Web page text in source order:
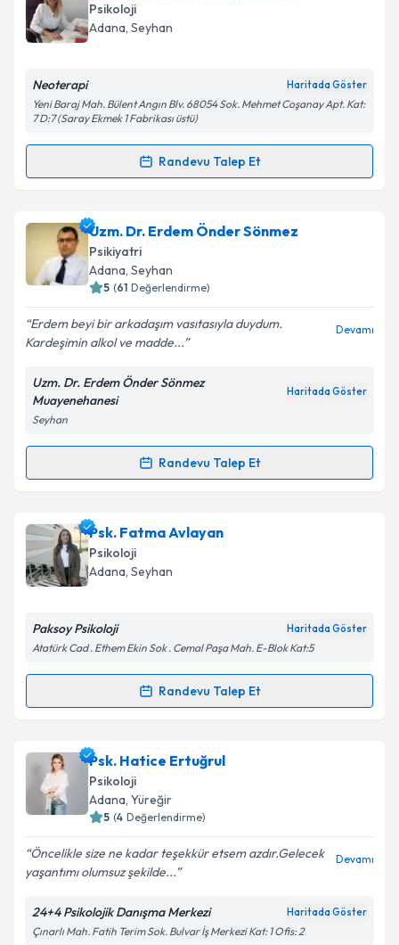
Size bu uzmandan randevu almanız için bir takvim
hazırlandığında e-posta ile bilgilendireceğiz.
Kişisel verilerimin işlenmesine ilişkinAydınlatma
'ni okudum ve kişisel verilerimin belirtilen
kapsamda işlenmesini kabul ediyorum.
Takvim Talebini Gönder
Psikoloji
Adana, Seyhan
Neoterapi Haritada Göster
Yeni Baraj Mah. Bülent Angın Blv. 68054 Sok. Mehmet Coşanay Apt. Kat:
7 D:7 (Saray Ekmek 1 Fabrikası üstü)
Randevu Talep Et
Randevu Takvimi Talebi
Uzm. Psk. Yasemin Kutlu Varaniçin randevu takvimi
talebi oluşturun. Size bu uzmandan randevu almanız
için bir takvim hazırlandığında e-posta ile
bilgilendireceğiz.
E-posta Adresiniz
Kişisel verilerimin işlenmesine ilişkin
kapsamda işlenmesini kabul ediyorum.
Uzm. Dr. Erdem Önder Sönmez
Psikiyatri
Adana, Seyhan
5 (61 Değerlendirme)
Erdem beyi bir arkadaşım vasıtasıyla duydum.
Kardeşimin alkol ve madde...
Devamı
Uzm. Dr. Erdem Önder Sönmez
Muayenehanesi
Haritada Göster
Seyhan
Randevu Talep Et
Randevu Takvimi Talebi
Uzm. Dr. Erdem Önder Sönmez
takvimi talebi oluşturun. Size bu uzmandan randevu
almanız için bir takvim hazırlandığında e-posta ile
bilgilendireceğiz.
Kişisel verilerimin işlenmesine ilişkinAydınlatma
kapsamda işlenmesini kabul ediyorum.
Takvim Talebini Gönder
Psk. Fatma Avlayan
Psikoloji
Adana, Seyhan
Paksoy Psikoloji Haritada Göster
Atatürk Cad . Ethem Ekin Sok . Cemal Paşa Mah. E-Blok Kat:5
Randevu Talep Et
Randevu Takvimi Talebi
Psk. Fatma Avlayaniçin randevu takvimi talebi
oluşturun. Size bu uzmandan randevu almanız için bir
takvim hazırlandığında e-posta ile bilgilendireceğiz.
Kişisel verilerimin işlenmesine ilişkin
Aydınlatma
Metni 'ni okudum ve kişisel verilerimin belirtilen
Psk. Hatice Ertuğrul
Psikoloji
Adana, Yüreğir
5 (4 Değerlendirme)
Öncelikle size ne kadar teşekkür etsem azdır.Gelecek
yaşantımı olumsuz şekilde...
Devamı
24+4 Psikolojik Danışma Merkezi Haritada Göster
Çınarlı Mah. Fatih Terim Sok. Bulvar İş Merkezi Kat: 1 Ofis: 2